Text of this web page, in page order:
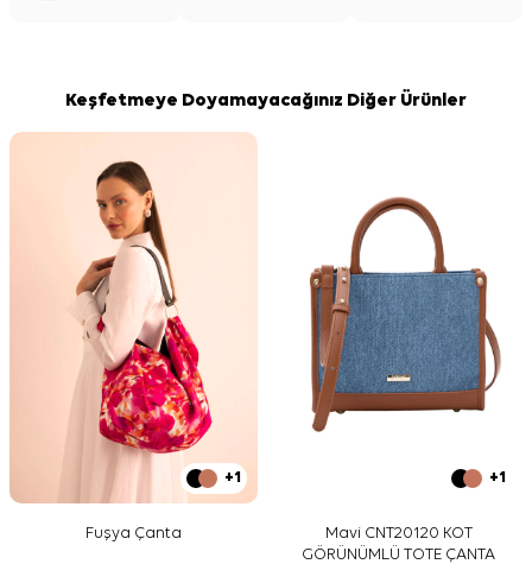
Keşfetmeye Doyamayacağınız Diğer Ürünler
+1
Fuşya Çanta
+1
Mavi CNT20120 KOT
GÖRÜNÜMLÜ TOTE ÇANTA